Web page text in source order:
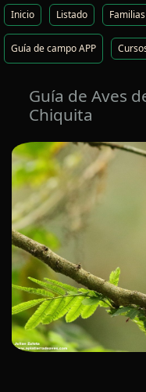
Inicio Listado Familias
Guía de campo APP
Guía de Aves
Chiquita